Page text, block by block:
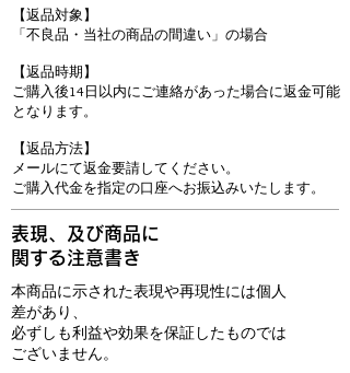
【返品対象】
「不良品・当社の商品の間違い」の場合
【返品時期】
ご購入後14日以内にご連絡があった場合に返金可能
となります。
【返品方法】
メールにて返金要請してください。
ご購入代金を指定の口座へお振込みいたします。
表現、及び商品に
関する注意書き
本商品に示された表現や再現性には個人
差があり、
必ずしも利益や効果を保証したものでは
ございません。